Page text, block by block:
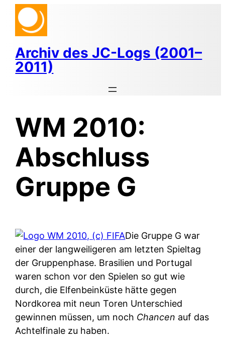
Zum
Inhalt
springen
Archiv des JC-Logs (2001–
2011)
WM 2010:
Abschluss
Gruppe G
Die Gruppe G war
einer der langweiligeren am letzten Spieltag
der Gruppenphase. Brasilien und Portugal
waren schon vor den Spielen so gut wie
durch, die Elfenbeinküste hätte gegen
Nordkorea mit neun Toren Unterschied
gewinnen müssen, um noch Chancen auf das
Achtelfinale zu haben.